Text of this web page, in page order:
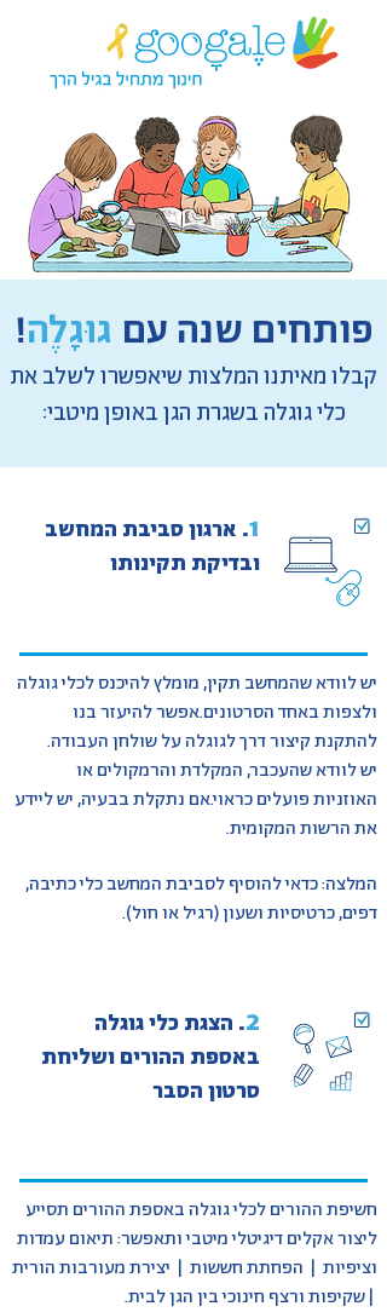
פותחים שנה עם גוּגָלֶה!
קבלו מאיתנו המלצות שיאפשרו לשלב את
כלי גוגלה בשגרת הגן באופן מיטבי:
1
. ארגון סביבת המחשב
ובדיקת תקינותו
יש לוודא שהמחשב תקין, מומלץ להיכנס לכלי גוגלה
ולצפות באחד הסרטונים.אפשר להיעזר בנו
להתקנת קיצור דרך לגוגלה על שולחן העבודה.
יש לוודא שהעכבר, המקלדת והרמקולים או
האוזניות פועלים כראוי.אם נתקלת בבעיה, יש ליידע
את הרשות המקומית.
המלצה: כדאי להוסיף לסביבת המחשב כלי כתיבה,
דפים, כרטיסיות ושעון(רגיל או חול).
2
. הצגת כלי גוגלה
באספת ההורים ושליחת
סרטון הסבר
חשיפת ההורים לכלי גוגלה באספת ההורים תסייע
ליצור אקלים דיגיטלי מיטבי ותאפשר: תיאום עמדות
וציפיות | הפחתת חששות | יצירת מעורבות הורית
| שקיפות ורצף חינוכי בין הגן לבית.